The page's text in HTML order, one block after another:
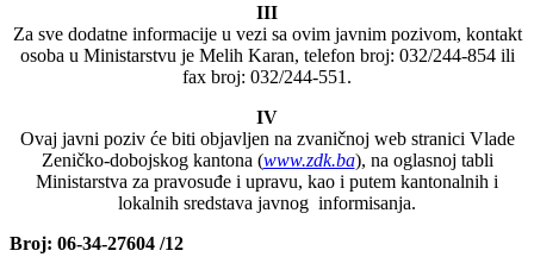
III
Za sve dodatne informacije u vezi sa ovim javnim pozivom, kontakt
osoba u Ministarstvu je Melih Karan, telefon broj: 032/244-854 ili
fax broj: 032/244-551.
IV
Ovaj javni poziv će biti objavljen na zvaničnoj web stranici Vlade
Zeničko-dobojskog kantona (www.zdk.ba), na oglasnoj tabli
Ministarstva za pravosuđe i upravu, kao i putem kantonalnih i
lokalnih sredstava javnog informisanja.
Broj: 06-34-27604 /12